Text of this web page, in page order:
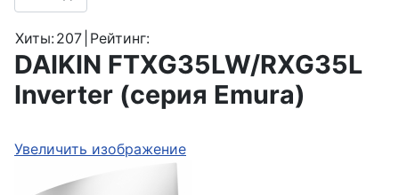
Хиты:207 Рейтинг:
DAIKIN FTXG35LW/RXG35L
Inverter (серия Emura)
Увеличить изображение